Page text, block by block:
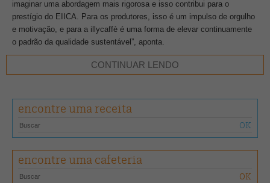
imaginar uma abordagem mais rigorosa e isso contribui para o
prestígio do EIICA. Para os produtores, isso é um impulso de orgulho
e motivação, e para a illycaffè é uma forma de elevar continuamente
o padrão da qualidade sustentável”, aponta.
CONTINUAR LENDO
encontre uma receita
encontre uma cafeteria